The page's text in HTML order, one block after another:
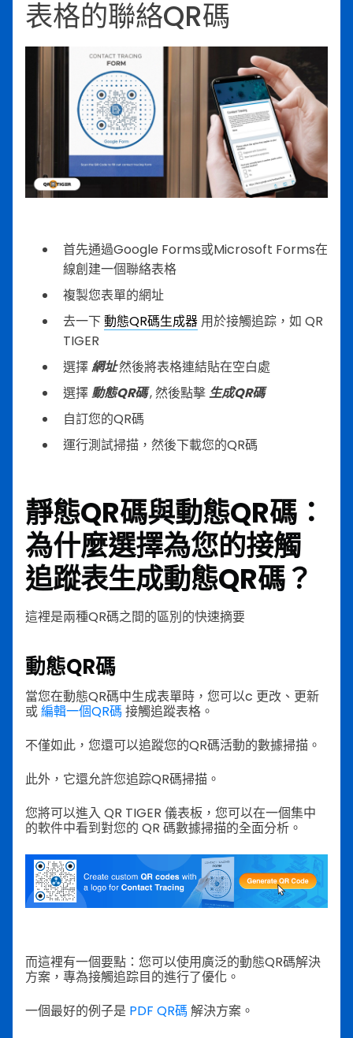
表格的聯絡QR碼
首先通過Google Forms或Microsoft Forms在
線創建一個聯絡表格
複製您表單的網址
去一下動態QR碼生成器 用於接觸追踪，如 QR
TIGER
選擇網址然後將表格連結貼在空白處
選擇動態QR碼, 然後點擊生成QR碼
自訂您的QR碼
運行測試掃描，然後下載您的QR碼
靜態QR碼與動態QR碼：
為什麼選擇為您的接觸
追蹤表生成動態QR碼？
這裡是兩種QR碼之間的區別的快速摘要
動態QR碼
當您在動態QR碼中生成表單時，您可以c 更改、更新
或編輯一個QR碼 接觸追蹤表格。
不僅如此，您還可以追蹤您的QR碼活動的數據掃描。
此外，它還允許您追踪QR碼掃描。
您將可以進入 QR TIGER 儀表板，您可以在一個集中
的軟件中看到對您的 QR 碼數據掃描的全面分析。
而這裡有一個要點：您可以使用廣泛的動態QR碼解決
方案，專為接觸追踪目的進行了優化。
一個最好的例子是 PDF QR碼 解決方案。